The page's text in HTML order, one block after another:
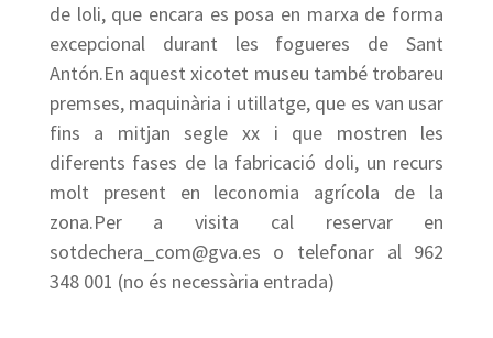
de loli, que encara es posa en marxa de forma
excepcional durant les fogueres de Sant
Antón.En aquest xicotet museu també trobareu
premses, maquinària i utillatge, que es van usar
fins a mitjan segle xx i que mostren les
diferents fases de la fabricació doli, un recurs
molt present en leconomia agrícola de la
zona.Per a visita cal reservar en
sotdechera_com@gva.es o telefonar al 962
348 001 (no és necessària entrada)